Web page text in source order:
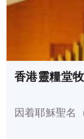
香港靈糧堂
因着耶穌聖名